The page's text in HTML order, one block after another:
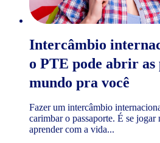
Intercâmbio
o PTE pode abrir as
mundo pra você
Fazer um intercâmbio
carimbar o passaporte. É se jogar
aprender com a vida...